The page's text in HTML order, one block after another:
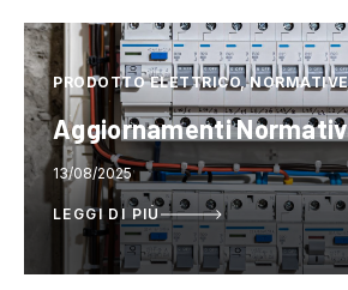
PRODOTTO ELETTRICO, NORMATIVE
Aggiornamenti
13/08/2025
LEGGI DI PIÙ